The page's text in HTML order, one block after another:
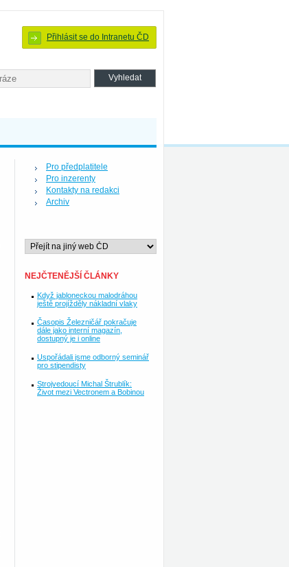
Přihlásit se do Intranetu ČD
Pro předplatitele
Pro inzerenty
Kontakty na redakci
Archiv
NEJČTENĚJŠÍ ČLÁNKY
Když jabloneckou malodráhou
ještě projížděly nákladní vlaky
Časopis Železničář pokračuje
dále jako interní magazín,
dostupný je i online
Uspořádali jsme odborný seminář
pro stipendisty
Strojvedoucí Michal Štrublík:
Život mezi Vectronem a Bobinou